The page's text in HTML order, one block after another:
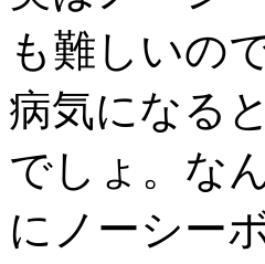
も難しいの
病気になる
でしょ。な
にノーシー